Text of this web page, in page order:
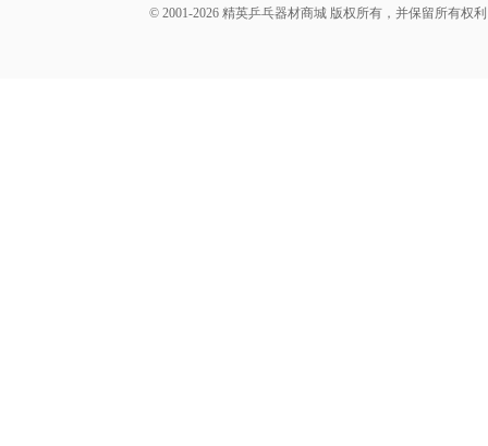
© 2001-2026 精英乒乓器材商城 版权所有，并保留所有权